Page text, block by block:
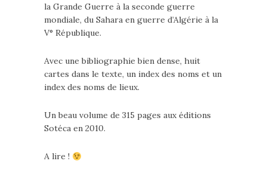
la Grande Guerre à la seconde guerre
mondiale, du Sahara en guerre d’Algérie à la
V° République.
Avec une bibliographie bien dense, huit
cartes dans le texte, un index des noms et un
index des noms de lieux.
Un beau volume de 315 pages aux éditions
Sotéca en 2010.
A lire !